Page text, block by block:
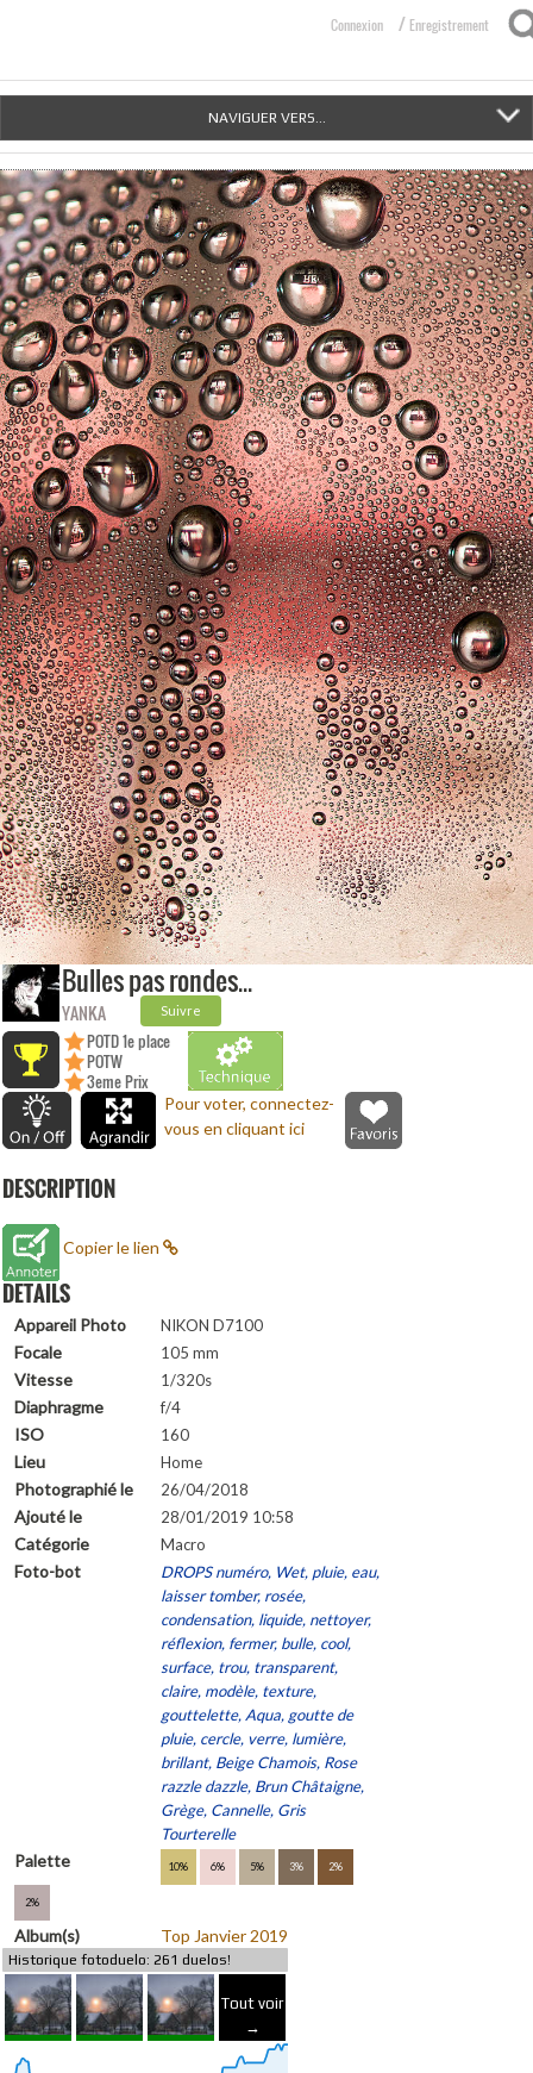
Connexion / Enregistrement
NAVIGUER VERS...
Bulles pas rondes…
YANKA Suivre
POTD 1e place
POTW
3eme Prix
(Duelo)
Pour voter, connectez-
vous en cliquant ici
DESCRIPTION
Copier le lien
DETAILS
Appareil Photo NIKON D7100
Focale 105 mm
Vitesse 1/320s
Diaphragme f/4
ISO 160
Lieu Home
Photographié le 26/04/2018
Ajouté le 28/01/2019 10:58
Catégorie Macro
Foto-bot
DROPS numéro, Wet, pluie, eau,
laisser tomber, rosée,
condensation, liquide, nettoyer,
réflexion, fermer, bulle, cool,
surface, trou, transparent,
claire, modèle, texture,
gouttelette, Aqua, goutte de
pluie, cercle, verre, lumière,
brillant, Beige Chamois, Rose
razzle dazzle, Brun Châtaigne,
Grège, Cannelle, Gris
Tourterelle
Palette 10% 6% 5% 3% 2%
2%
Album(s) Top Janvier 2019
Historique fotoduelo: 261 duelos!
Tout voir
→